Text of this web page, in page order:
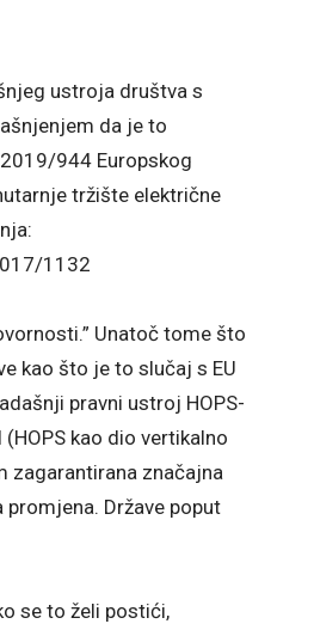
ustroja društva s
da je to
944 Europskog
tržište električne
1132
Unatoč tome što
kao što je to slučaj s EU
pravni ustroj HOPS-
kao dio vertikalno
zagarantirana značajna
Države poput
se to želi postići,